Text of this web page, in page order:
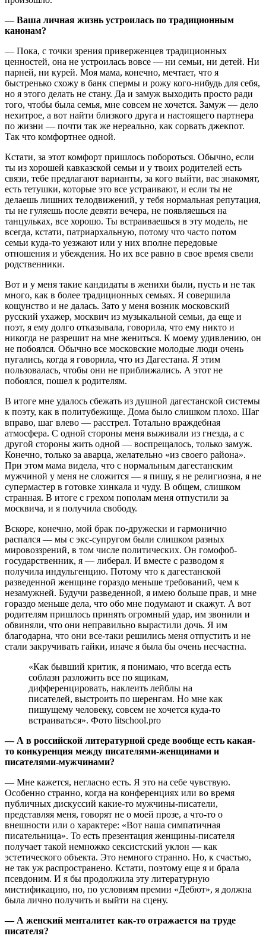
— Ваша личная жизнь устроилась по традиционным
канонам?
— Пока, с точки зрения приверженцев традиционных
ценностей, она не устроилась вовсе — ни семьи, ни детей. Ни
парней, ни курей. Моя мама, конечно, мечтает, что я
быстренько схожу в банк спермы и рожу кого-нибудь для себя,
но я этого делать не стану. Да и замуж выходить просто ради
того, чтобы была семья, мне совсем не хочется. Замуж — дело
нехитрое, а вот найти близкого друга и настоящего партнера
по жизни — почти так же нереально, как сорвать джекпот.
Так что комфортнее одной.
Кстати, за этот комфорт пришлось побороться. Обычно, если
ты из хорошей кавказской семьи и у твоих родителей есть
связи, тебе предлагают варианты, за кого выйти, вас знакомят,
есть тетушки, которые это все устраивают, и если ты не
делаешь лишних телодвижений, у тебя нормальная репутация,
ты не гуляешь после девяти вечера, не появляешься на
танцульках, все хорошо. Ты встраиваешься в эту модель, не
всегда, кстати, патриархальную, потому что часто потом
семьи куда-то уезжают или у них вполне передовые
отношения и убеждения. Но их все равно в свое время свели
родственники.
Вот и у меня такие кандидаты в женихи были, пусть и не так
много, как в более традиционных семьях. Я совершила
кощунство и не далась. Зато у меня возник московский
русский ухажер, москвич из музыкальной семьи, да еще и
поэт, я ему долго отказывала, говорила, что ему никто и
никогда не разрешит на мне жениться. К моему удивлению, он
не побоялся. Обычно все московские молодые люди очень
пугались, когда я говорила, что из Дагестана. Я этим
пользовалась, чтобы они не приближались. А этот не
побоялся, пошел к родителям.
В итоге мне удалось сбежать из душной дагестанской системы
к поэту, как в политубежище. Дома было слишком плохо. Шаг
вправо, шаг влево — расстрел. Тотально враждебная
атмосфера. С одной стороны меня выживали из гнезда, а с
другой стороны жить одной — воспрещалось, только замуж.
Конечно, только за аварца, желательно «из своего района».
При этом мама видела, что с нормальным дагестанским
мужчиной у меня не сложится — я пишу, я не религиозна, я не
супермастер в готовке хинкала и чуду. В общем, слишком
странная. В итоге с грехом пополам меня отпустили за
москвича, и я получила свободу.
Вскоре, конечно, мой брак по-дружески и гармонично
распался — мы с экс-супругом были слишком разных
мировоззрений, в том числе политических. Он гомофоб-
государственник, я — либерал. И вместе с разводом я
получила индульгенцию. Потому что к дагестанской
разведенной женщине гораздо меньше требований, чем к
незамужней. Будучи разведенной, я имею больше прав, и мне
гораздо меньше дела, что обо мне подумают и скажут. А вот
родителям пришлось принять огромный удар, им звонили и
обвиняли, что они неправильно вырастили дочь. Я им
благодарна, что они все-таки решились меня отпустить и не
стали закручивать гайки, иначе я была бы очень несчастна.
«Как бывший критик, я понимаю, что всегда есть
соблазн разложить все по ящикам,
дифференцировать, наклеить лейблы на
писателей, выстроить по шеренгам. Но мне как
пишущему человеку, совсем не хочется куда-то
встраиваться». Фото litschool.pro
— А в российской литературной среде вообще есть какая-
то конкуренция между писателями-женщинами и
писателями-мужчинами?
— Мне кажется, негласно есть. Я это на себе чувствую.
Особенно странно, когда на конференциях или во время
публичных дискуссий какие-то мужчины-писатели,
представляя меня, говорят не о моей прозе, а что-то о
внешности или о характере: «Вот наша симпатичная
писательница». То есть презентация женщины-писателя
получает такой немножко сексистский уклон — как
эстетического объекта. Это немного странно. Но, к счастью,
не так уж распространено. Кстати, поэтому еще я и брала
псевдоним. И я бы продолжила эту литературную
мистификацию, но, по условиям премии «Дебют», я должна
была лично получить и выйти на сцену.
— А женский менталитет как-то отражается на труде
писателя?